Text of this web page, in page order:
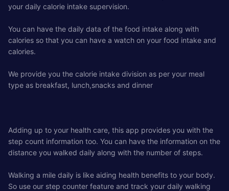
your daily calorie intake supervision.
You can have the daily data of the food intake along with
calories so that you can have a watch on your food intake and
calories.
We provide you the calorie intake division as per your meal
type as breakfast, lunch,snacks and dinner
Adding up to your health care, this app provides you with the
step count information too. You can have the information on the
distance you walked daily along with the number of steps.
Walking a mile daily is like aiding health benefits to your body.
So use our step counter feature and track your daily walking